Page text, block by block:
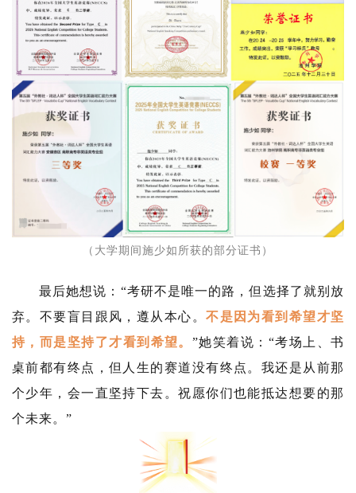
（大学期间施少如所获的部分证书）
最后她想说：“考研不是唯一的路，但选择了就别放
弃。不要盲目跟风，遵从本心。不是因为看到希望才坚
持，而是坚持了才看到希望。 ”她笑着说：“考场上、书
桌前都有终点，但人生的赛道没有终点。我还是从前那
个少年，会一直坚持下去。祝愿你们也能抵达想要的那
个未来。”